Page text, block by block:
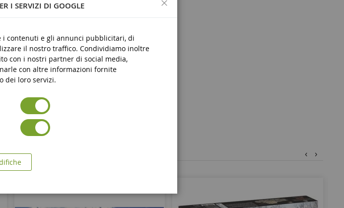
‹ ›
I SERVIZI DI GOOGLE
i contenuti e gli annunci pubblicitari, di
il nostro traffico. Condividiamo inoltre
con i nostri partner di social media,
con altre informazioni fornite
dei loro servizi.